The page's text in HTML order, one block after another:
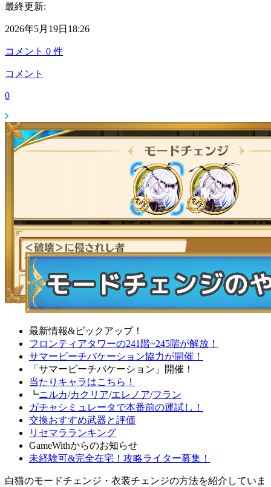
最終更新:
2026年5月19日18:26
コメント 0 件
コメント
0
最新情報&ピックアップ！
フロンティアタワーの241階~245階が解放！
サマービーチバケーション協力が開催！
「サマービーチバケーション」開催！
当たりキャラはこちら！
┗ニルカ/カクリア/エレノア/フラン
ガチャシミュレータで本番前の運試し！
交換おすすめ武器と評価
リセマラランキング
GameWithからのお知らせ
未経験可&完全在宅！攻略ライター募集！
白猫のモードチェンジ・衣装チェンジの方法を紹介していま